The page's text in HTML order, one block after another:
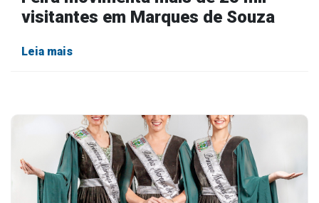
visitantes em Marques de Souza
Leia mais